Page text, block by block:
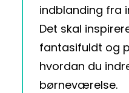
indblanding fra
Det skal
fantasifuldt og
hvordan du
børneværelse.